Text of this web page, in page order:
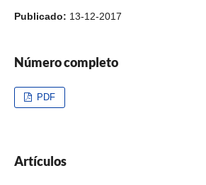
Publicado: 13-12-2017
Número completo
PDF
Artículos